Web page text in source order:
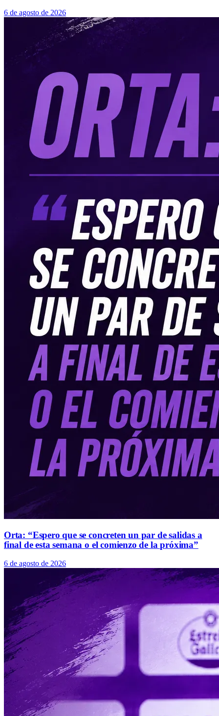
6 de agosto de 2026
Orta: “Espero que se concreten un par de salidas a
final de esta semana o el comienzo de la próxima”
6 de agosto de 2026